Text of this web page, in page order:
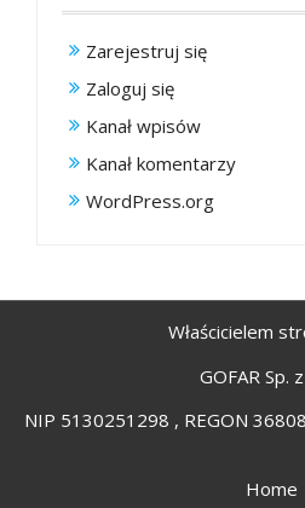
Zarejestruj się
Zaloguj się
Kanał wpisów
Kanał komentarzy
WordPress.org
Właścicielem
GOFAR Sp.
NIP 5130251298 , REGON
Home